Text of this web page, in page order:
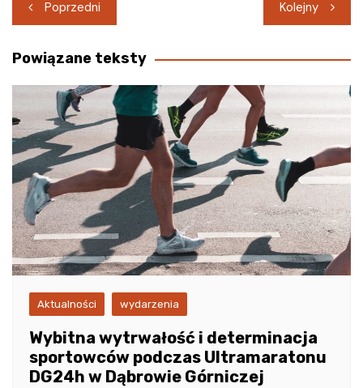
wpisu
Poprzedni Kolejny
Powiązane teksty
Aktualności wydarzenia
Wybitna wytrwałość i determinacja
sportowców podczas Ultramaratonu
DG24h w Dąbrowie Górniczej